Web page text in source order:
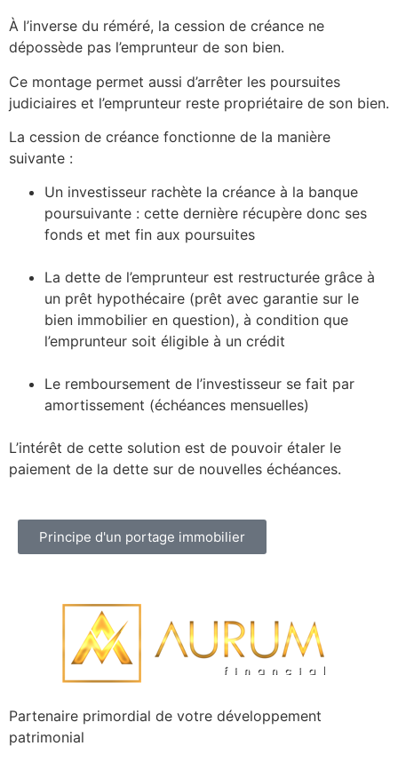
À l’inverse du réméré, la cession de créance ne
dépossède pas l’emprunteur de son bien.
Ce montage permet aussi d’arrêter les poursuites
judiciaires et l’emprunteur reste propriétaire de son bien.
La cession de créance fonctionne de la manière
suivante :
Un investisseur rachète la créance à la banque
poursuivante : cette dernière récupère donc ses
fonds et met fin aux poursuites
La dette de l’emprunteur est restructurée grâce à
un prêt hypothécaire (prêt avec garantie sur le
bien immobilier en question), à condition que
l’emprunteur soit éligible à un crédit
Le remboursement de l’investisseur se fait par
amortissement (échéances mensuelles)
L’intérêt de cette solution est de pouvoir étaler le
paiement de la dette sur de nouvelles échéances.
Principe d'un portage immobilier
Partenaire primordial de votre développement
patrimonial